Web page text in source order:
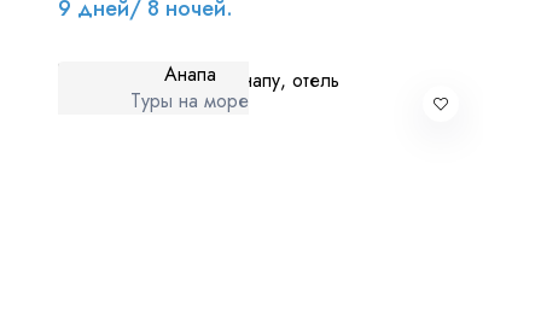
9 дней/ 8 ночей.
Анапа
Туры на море